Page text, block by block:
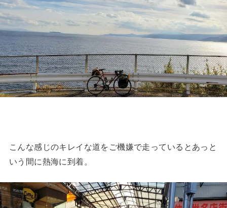
こんな感じのキレイな道をご機嫌で走っているとあっと
いう間に熱海に到着。